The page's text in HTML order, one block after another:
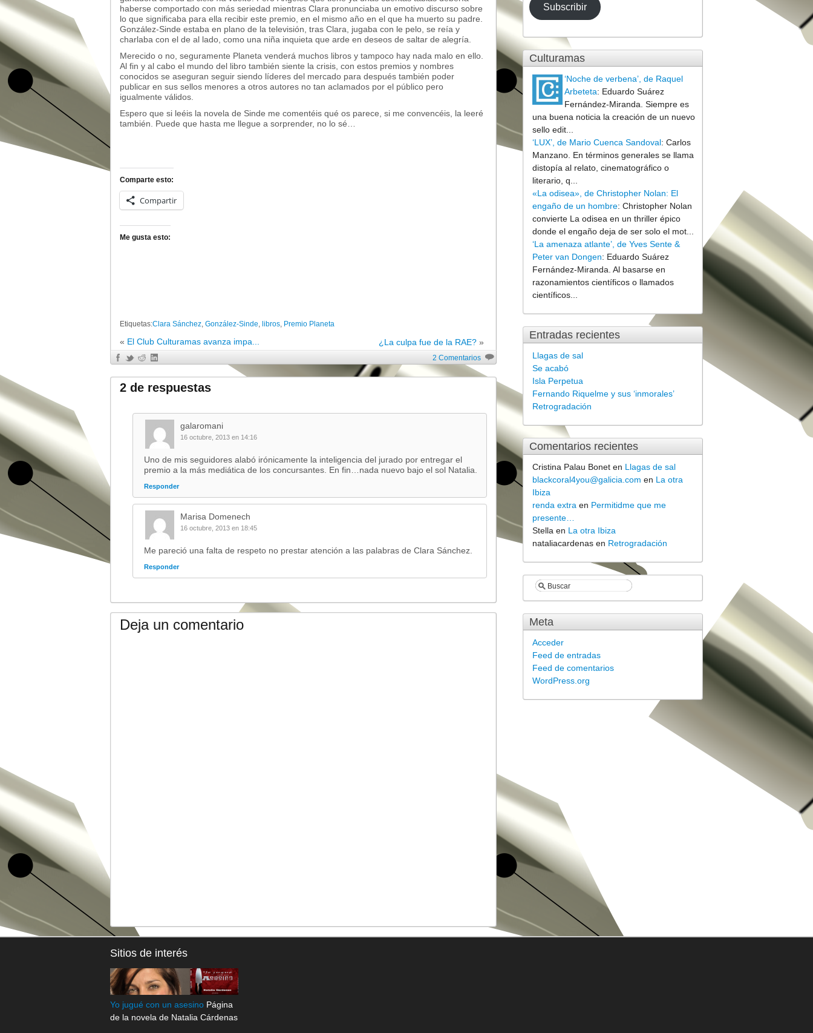
haberse comportado con más seriedad mientras Clara pronunciaba un emotivo discurso sobre
lo que significaba para ella recibir este premio, en el mismo año en el que ha muerto su padre.
González-Sinde estaba en plano de la televisión, tras Clara, jugaba con le pelo, se reía y
charlaba con el de al lado, como una niña inquieta que arde en deseos de saltar de alegría.
Merecido o no, seguramente Planeta venderá muchos libros y tampoco hay nada malo en ello.
Al fin y al cabo el mundo del libro también siente la crisis, con estos premios y nombres
conocidos se aseguran seguir siendo líderes del mercado para después también poder
publicar en sus sellos menores a otros autores no tan aclamados por el público pero
igualmente válidos.
Espero que si leéis la novela de Sinde me comentéis qué os parece, si me convencéis, la leeré
también. Puede que hasta me llegue a sorprender, no lo sé…
Comparte esto:
Compartir
Me gusta esto:
Etiquetas:Clara Sánchez, González-Sinde, libros, Premio Planeta
« El Club Culturamas avanza impa... ¿La culpa fue de la RAE?»
2 Comentarios
2 de respuestas
galaromani
16 octubre, 2013 en 14:16
Uno de mis seguidores alabó irónicamente la inteligencia del jurado por entregar el
premio a la más mediática de los concursantes. En fin…nada nuevo bajo el sol Natalia.
Responder
Marisa Domenech
16 octubre, 2013 en 18:45
Me pareció una falta de respeto no prestar atención a las palabras de Clara Sánchez.
Responder
Deja un comentario
correo
electrónico
Subscribir
Culturamas
‘Noche de verbena’, de Raquel
Arbeteta: Eduardo Suárez
Fernández-Miranda. Siempre es
una buena noticia la creación de un nuevo
sello edit...
‘LUX’, de Mario Cuenca Sandoval:Carlos
Manzano. En términos generales se llama
distopía al relato, cinematográfico o
literario, q...
«La odisea», de Christopher Nolan: El
engaño de un hombre:Christopher Nolan
convierte La odisea en un thriller épico
donde el engaño deja de ser solo el mot...
‘La amenaza atlante’, de Yves Sente &
Peter van Dongen: Eduardo Suárez
Fernández-Miranda. Al basarse en
razonamientos científicos o llamados
científicos...
Entradas recientes
Llagas de sal
Se acabó
Isla Perpetua
Fernando Riquelme y sus ‘inmorales’
Retrogradación
Comentarios recientes
Cristina Palau Bonet en Llagas de sal
blackcoral4you@galicia.com en La otra
Ibiza
renda extra en Permitidme que me
presente…
Stella en La otra Ibiza
nataliacardenas en Retrogradación
Meta
Acceder
Feed de entradas
Feed de comentarios
WordPress.org
Sitios de interés
Yo jugué con un asesino Página
de la novela de Natalia Cárdenas